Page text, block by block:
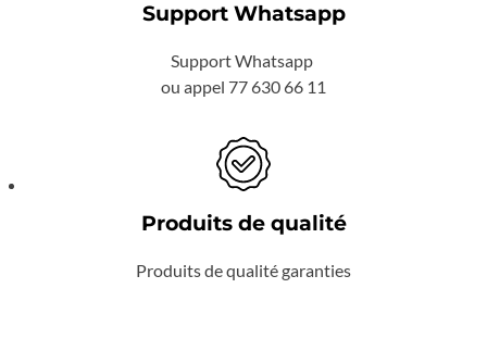
Support Whatsapp
Support Whatsapp
ou appel 77 630 66 11
Produits de qualité
Produits de qualité garanties